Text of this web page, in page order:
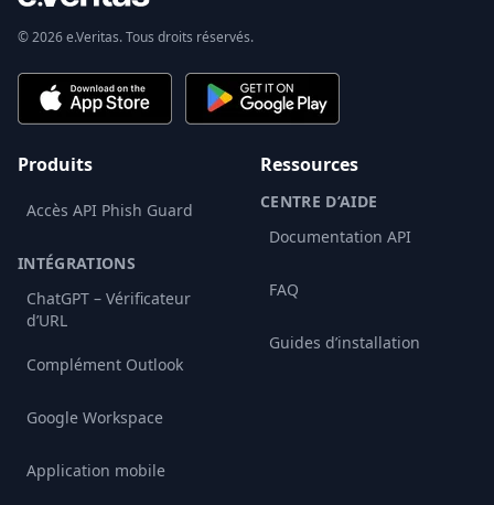
© 2026 e.Veritas. Tous droits réservés.
Produits
Accès API Phish Guard
INTÉGRATIONS
ChatGPT – Vérificateur
d’URL
Complément Outlook
Google Workspace
Application mobile
Ressources
CENTRE D’AIDE
Documentation API
FAQ
Guides d’installation